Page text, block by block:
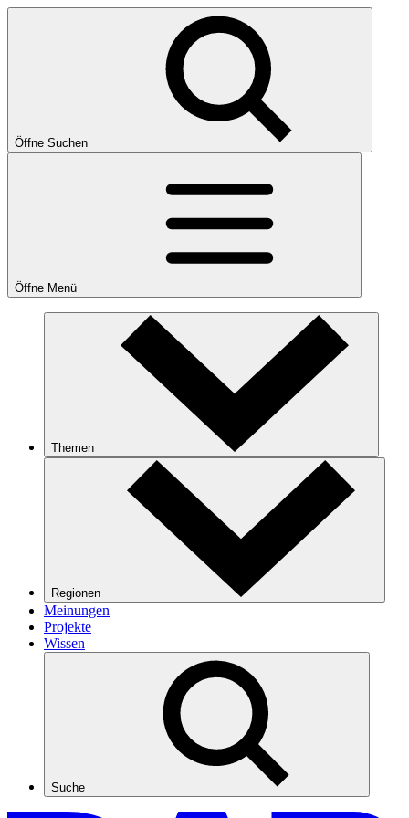
Öffne Suchen
Öffne Menü
Themen
Regionen
Meinungen
Projekte
Wissen
Suche